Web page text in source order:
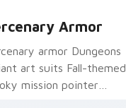
Armor
armor Dungeons
art suits Fall-themed
mission pointer